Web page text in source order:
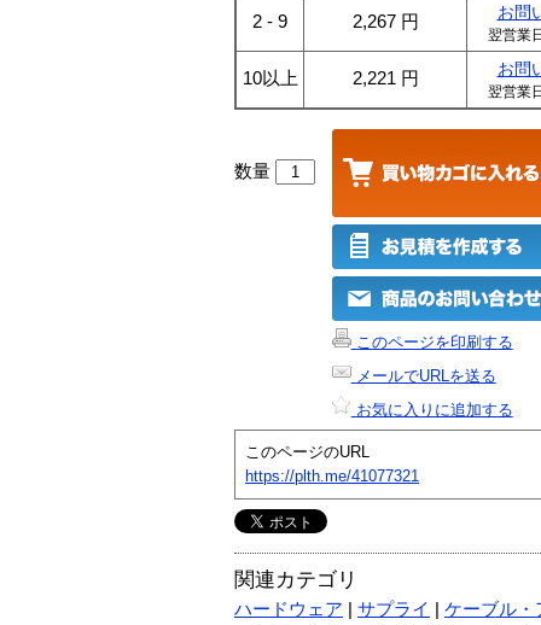
2 - 9 2,267 円 お問
翌営業
10以上 2,221 円 お問
翌営業
数量
このページを印刷する
メールでURLを送る
お気に入りに追加する
このページのURL
https://plth.me/41077321
関連カテゴリ
ハードウェア サプライ
ケーブル・